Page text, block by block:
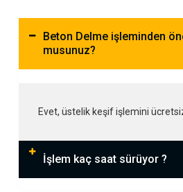
Beton Delme işleminden
musunuz?
Evet, üstelik keşif işlemini
İşlem kaç saat sürüyor ?